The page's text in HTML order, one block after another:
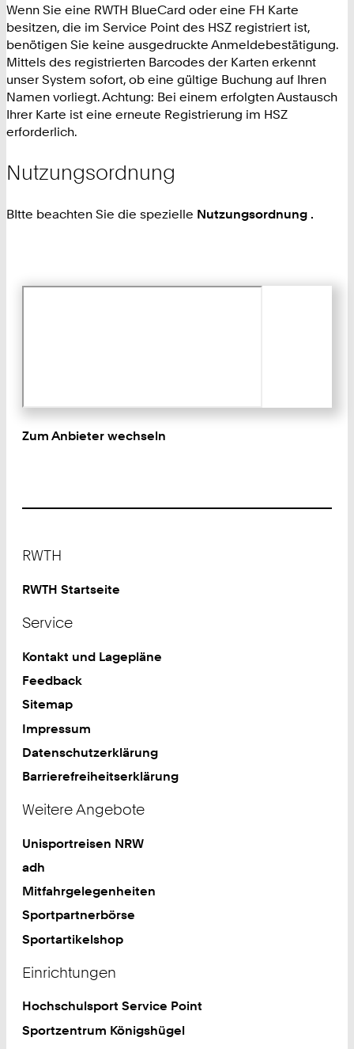
Wenn Sie eine RWTH BlueCard oder eine FH Karte
besitzen, die im Service Point des HSZ registriert ist,
benötigen Sie keine ausgedruckte Anmeldebestätigung.
Mittels des registrierten Barcodes der Karten erkennt
unser System sofort, ob eine gültige Buchung auf Ihren
Namen vorliegt. Achtung: Bei einem erfolgten Austausch
Ihrer Karte ist eine erneute Registrierung im HSZ
erforderlich.
Nutzungsordnung
BItte beachten Sie die spezielle Nutzungsordnung .
Zum Anbieter wechseln
RWTH
RWTH Startseite
Service
Kontakt und Lagepläne
Feedback
Sitemap
Impressum
Datenschutzerklärung
Barrierefreiheitserklärung
Weitere Angebote
Unisportreisen NRW
adh
Mitfahrgelegenheiten
Sportpartnerbörse
Sportartikelshop
Einrichtungen
Hochschulsport Service Point
Sportzentrum Königshügel